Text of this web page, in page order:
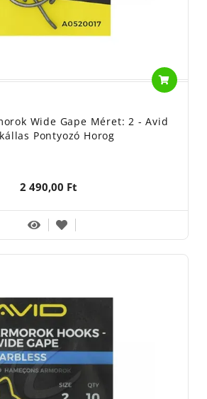
Wide Gape Méret: 2 - Avid
Pontyozó Horog
2 490,00 Ft